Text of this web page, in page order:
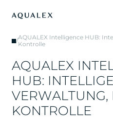
/AQUALEX Intelligence HUB:
Kontrolle
AQUALEX INTE
HUB: INTELLIGE
VERWALTUNG,
KONTROLLE